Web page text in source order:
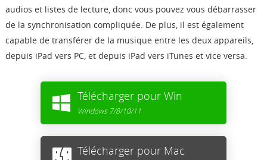
audios et listes de lecture, donc vous pouvez vous débarrasser
de la synchronisation compliquée. De plus, il est également
capable de transférer de la musique entre les deux appareils,
depuis iPad vers PC, et depuis iPad vers iTunes et vice versa.
Télécharger pour Win
Windows 7/8/10/11
Télécharger pour Mac